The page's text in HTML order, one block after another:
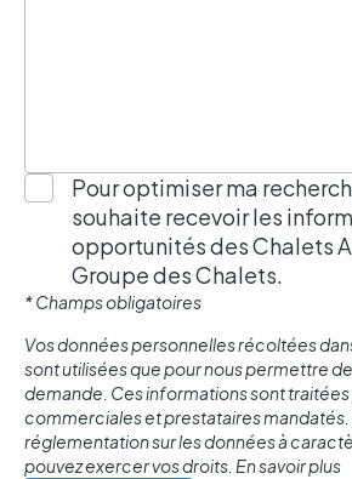
Pour optimiser ma
souhaite recevoir les
opportunités des Chalets
Groupe des Chalets.
* Champs obligatoires
Vos données personnelles récoltées
sont utilisées que pour nous permettre
demande. Ces informations sont
commerciales et prestataires
réglementation sur les données à
pouvez exercer vos droits. En savoir plus